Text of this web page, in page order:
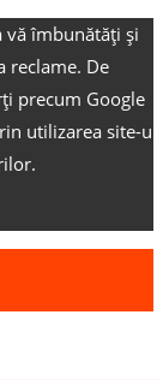
vă îmbunătăți și
reclame. De
precum Google
utilizarea site-